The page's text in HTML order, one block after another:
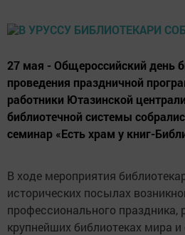
27 мая - Общероссийский день
проведения праздничной
работники Ютазинской
библиотечной системы
семинар «Есть храм у книг-
В ходе мероприятия
исторических посылах
профессионального праздника,
крупнейших библиотеках мира